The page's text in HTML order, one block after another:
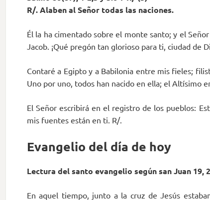
R/. Alaben al Señor todas las naciones.
Él la ha cimentado sobre el monte santo; y el
Jacob. ¡Qué pregón tan glorioso para ti, ciudad de
Contaré a Egipto y a Babilonia entre mis fieles;
Uno por uno, todos han nacido en ella; el Altísimo
El Señor escribirá en el registro de los pueblos:
mis fuentes están en ti. R/.
Evangelio del día de hoy
Lectura del santo evangelio según san Juan 19,
En aquel tiempo, junto a la cruz de Jesús